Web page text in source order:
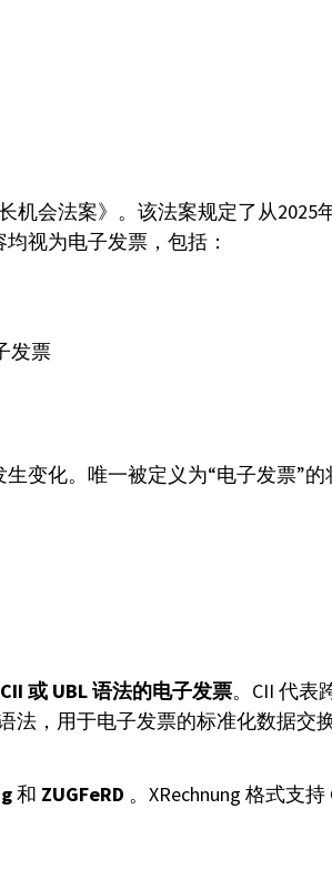
机会法案》。该法案规定了从
视为电子发票，包括：
发票
变化。唯一被定义为“电子发票”的
或 UBL 语法的电子发票。CII 代表
法，用于电子发票的标准化数据
和 ZUGFeRD 。XRechnung 格式支持